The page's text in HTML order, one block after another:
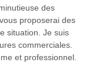
des
proposerai des
situation. Je suis
commerciales.
et professionnel.